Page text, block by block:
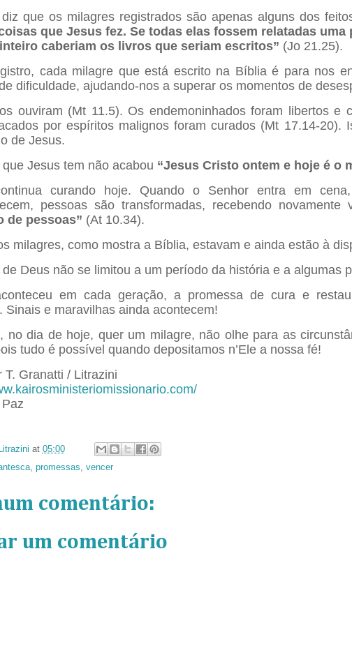
que os milagres registrados são apenas alguns dos
que Jesus fez. Se todas elas fossem relatadas
caberiam os livros que seriam escritos” (Jo 21.25).
cada milagre que está escrito na Bíblia é para nos
dificuldade, ajudando-nos a superar os momentos de
ouviram (Mt 11.5). Os endemoninhados foram libertos e
por espíritos malignos foram curados (Mt 17.14-20).
de Jesus.
Jesus tem não acabou “Jesus Cristo ontem e hoje é o
curando hoje. Quando o Senhor entra em
pessoas são transformadas, recebendo novamente
de pessoas” (At 10.34).
milagres, como mostra a Bíblia, estavam e ainda estão à
de Deus não se limitou a um período da história e a algumas
em cada geração, a promessa de cura e
Sinais e maravilhas ainda acontecem!
no dia de hoje, quer um milagre, não olhe para as
tudo é possível quando depositamos n’Ele a nossa fé!
T. Granatti / Litrazini
at 05:00
, promessas, vencer
comentário:
um comentário